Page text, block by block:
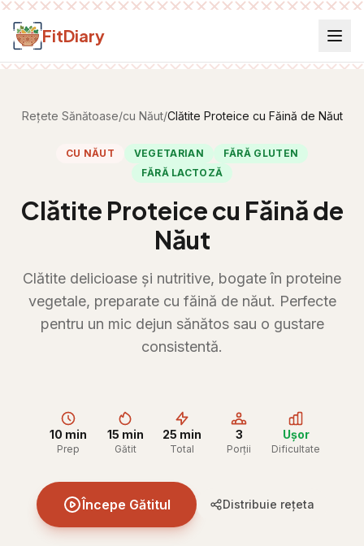
Salt la conținut
FitDiary
Rețete Sănătoase/cu Năut/Clătite Proteice cu Făină de Năut
CU NĂUT VEGETARIAN
FĂRĂ GLUTEN
FĂRĂ LACTOZĂ
Clătite Proteice cu Făină de
Năut
Clătite delicioase și nutritive, bogate în proteine
vegetale, preparate cu făină de năut. Perfecte
pentru un mic dejun sănătos sau o gustare
consistentă.
10 min
Prep
15 min
Gătit
25 min
Total
3
Porții
Ușor
Dificultate
Începe Gătitul Distribuie rețeta